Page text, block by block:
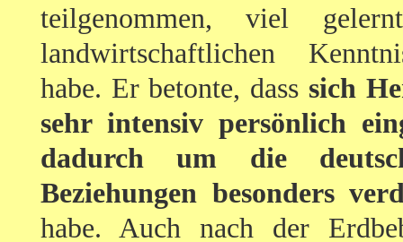
teilgenommen, viel
landwirtschaftlichen
habe. Er betonte, dass sich
sehr intensiv persönlich
dadurch um die
Beziehungen besonders
habe. Auch nach der